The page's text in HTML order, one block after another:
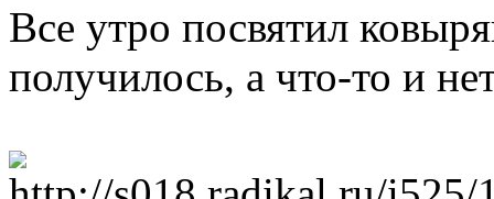
Все утро посвятил
получилось, а что-то и